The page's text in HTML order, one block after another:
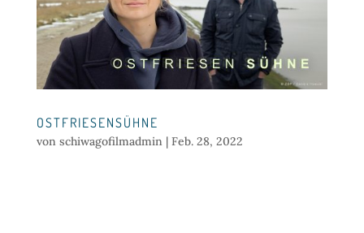
OSTFRIESENSÜHNE
von schiwagofilmadmin | Feb. 28, 2022